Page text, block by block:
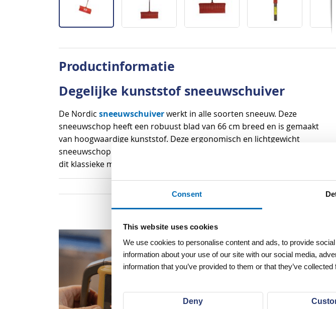
Consent
This website uses cookies
We use cookies to personalise content and ads, to provide
information about your use of our site with our social media,
information that you’ve provided to them or that they’ve
Deny
het
van
afbeeldingen-
gallerij
Productinformatie
Degelijke kunststof sneeuwschuiver
De Nordic sneeuwschuiverwerkt in alle soorten sneeuw. Deze
sneeuwschop heeft een robuust blad van 66 cm breed en is gemaakt
van hoogwaardige kunststof. Deze ergonomisch en lichtgewicht
sneeuwschop is geproduceert voor continu en intensief gebruik. Naast
dit klassieke model leveren wij ook een